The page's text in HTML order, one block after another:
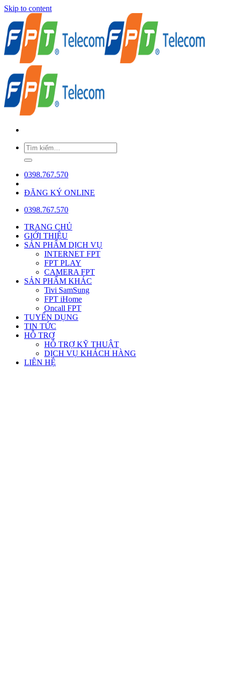
Skip to content
0398.767.570
ĐĂNG KÝ ONLINE
0398.767.570
TRANG CHỦ
GIỚI THIỆU
SẢN PHẨM DỊCH VỤ
INTERNET FPT
FPT PLAY
CAMERA FPT
SẢN PHẨM KHÁC
Tivi SamSung
FPT iHome
Oncall FPT
TUYỂN DỤNG
TIN TỨC
HỖ TRỢ
HỖ TRỢ KỸ THUẬT
DỊCH VỤ KHÁCH HÀNG
LIÊN HỆ